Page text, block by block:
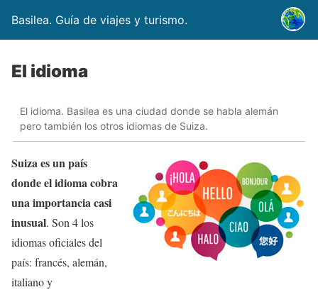
Basilea. Guía de viajes y turismo.
El idioma
El idioma. Basilea es una ciudad donde se habla alemán
pero también los otros idiomas de Suiza.
Suiza es un país
donde el idioma cobra
una importancia casi
inusual. Son 4 los
idiomas oficiales del
país: francés, alemán,
italiano y